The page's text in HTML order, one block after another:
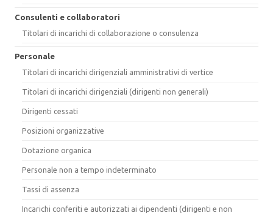
Consulenti e collaboratori
Titolari di incarichi di collaborazione o consulenza
Personale
Titolari di incarichi dirigenziali amministrativi di vertice
Titolari di incarichi dirigenziali (dirigenti non generali)
Dirigenti cessati
Posizioni organizzative
Dotazione organica
Personale non a tempo indeterminato
Tassi di assenza
Incarichi conferiti e autorizzati ai dipendenti (dirigenti e non